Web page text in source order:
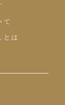
て
とは